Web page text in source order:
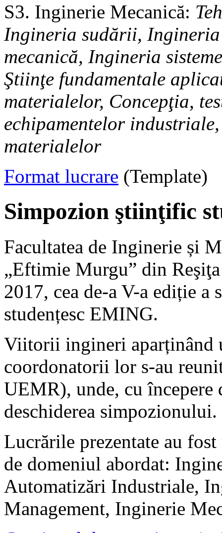
S3. Inginerie Mecanică:
Ingineria sudării,
mecanică, Ingineria
Ştiinţe fundamentale
materialelor, Concepţia,
echipamentelor
materialelor
Format lucrare (Template)
Simpozion ştiinţific
Facultatea de Inginerie și
„Eftimie Murgu” din
2017, cea de-a V-a ediție
studențesc EMING.
Viitorii ingineri aparținând
coordonatorii lor s-au
UEMR), unde, cu începere
deschiderea simpozionului.
Lucrările prezentate au
de domeniul abordat:
Automatizări Industriale,
Management, Inginerie